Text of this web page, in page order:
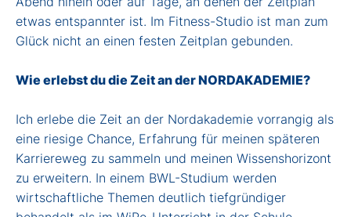
etwas entspannter ist. Im Fitness-Studio ist man zum
Glück nicht an einen festen Zeitplan gebunden.
Wie erlebst du die Zeit an der NORDAKADEMIE?
Ich erlebe die Zeit an der Nordakademie vorrangig als
eine riesige Chance, Erfahrung für meinen späteren
Karriereweg zu sammeln und meinen Wissenshorizont
zu erweitern. In einem BWL-Studium werden
wirtschaftliche Themen deutlich tiefgründiger